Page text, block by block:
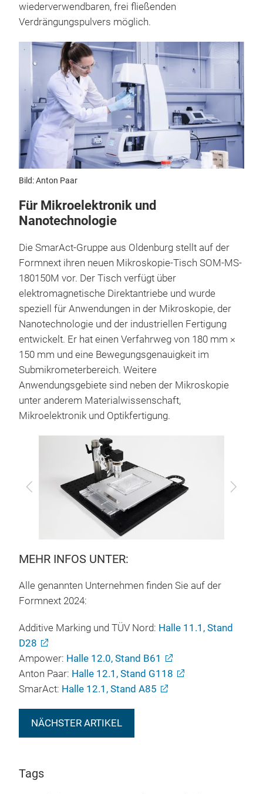
wiederverwendbaren, frei fließenden
Verdrängungspulvers möglich.
Bild: Anton Paar
Für Mikroelektronik und
Nanotechnologie
Die SmarAct-Gruppe aus Oldenburg stellt auf der
Formnext ihren neuen Mikroskopie-Tisch SOM-MS-
180150M vor. Der Tisch verfügt über
elektromagnetische Direktantriebe und wurde
speziell für Anwendungen in der Mikroskopie, der
Nanotechnologie und der industriellen Fertigung
entwickelt. Er hat einen Verfahrweg von 180 mm ×
150 mm und eine Bewegungsgenauigkeit im
Submikrometerbereich. Weitere
Anwendungsgebiete sind neben der Mikroskopie
unter anderem Materialwissenschaft,
Mikroelektronik und Optikfertigung.
Zurück Vor
MEHR INFOS UNTER:
Alle genannten Unternehmen finden Sie auf der
Formnext 2024:
Additive Marking und TÜV Nord: Halle 11.1, Stand
D28
Ampower: Halle 12.0, Stand B61
Anton Paar: Halle 12.1, Stand G118
SmarAct: Halle 12.1, Stand A85
NÄCHSTER ARTIKEL
Tags